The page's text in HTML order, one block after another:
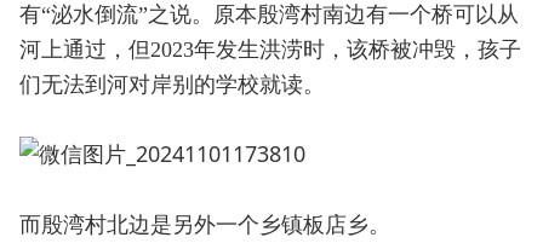
有“泌水倒流”之说‌。原本殷湾村南边有一个桥可以从
河上通过，但2023年发生洪涝时，该桥被冲毁，孩子
们无法到河对岸别的学校就读。
而殷湾村北边是另外一个乡镇板店乡。